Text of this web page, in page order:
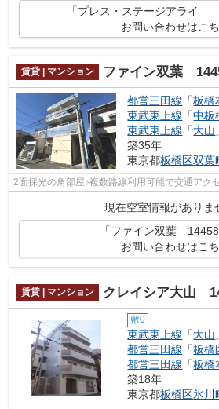
「プレス・ステージアライ
お問い合わせはこ
賃貸 | マンション ファイン双葉
都営三田線 「板橋
東武東上線 「中板
東武東上線 「大山
築35年
東京都板橋区双葉
2面採光の角部屋♪複数路線利用可能で交通アク
現在空室情報がありま
「ファイン双葉
お問い合わせはこ
賃貸 | マンション クレイシア大山
敷0
東武東上線 「大山
都営三田線 「板橋
都営三田線 「板橋
築18年
東京都板橋区氷川